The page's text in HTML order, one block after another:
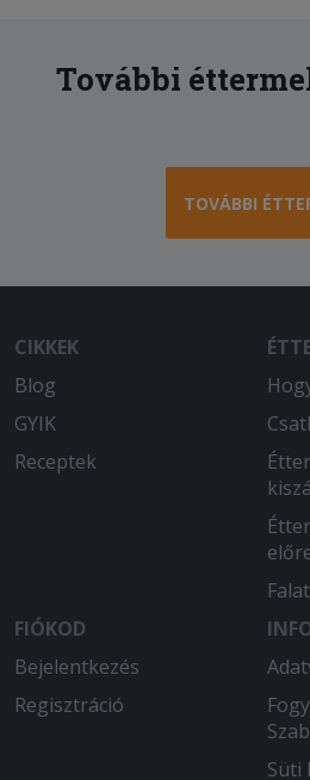
További
TOVÁBBI
CIKKEK
Blog
GYIK
Receptek
FIÓKOD
Bejelentkezés
Regisztráció
Süti